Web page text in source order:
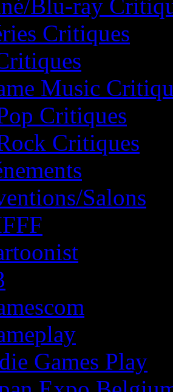
Blu-ray
Critiques
Music
Critiques
Critiques
Salons
Games Play